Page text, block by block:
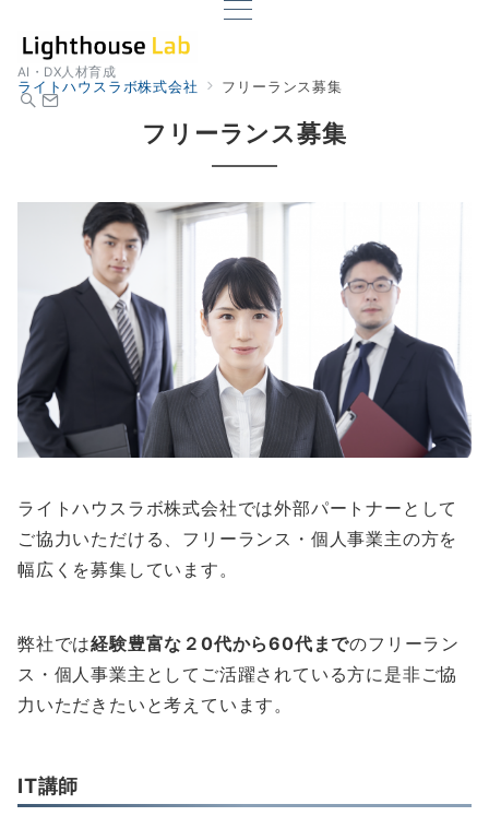
AI・DX人材育成
ライトハウスラボ株式会社 フリーランス募集
フリーランス募集
ライトハウスラボ株式会社では外部パートナーとして
ご協力いただける、フリーランス・個人事業主の方を
幅広くを募集しています。
弊社では経験豊富な２0代から60代までのフリーラン
ス・個人事業主としてご活躍されている方に是非ご協
力いただきたいと考えています。
IT講師